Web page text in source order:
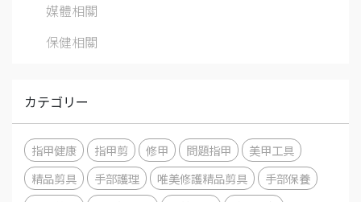
媒體相關
保健相關
カテゴリー
指甲健康 指甲剪 修甲 問題指甲
美甲工具
精品剪具
手部護理 唯美修護精品剪具
手部保養